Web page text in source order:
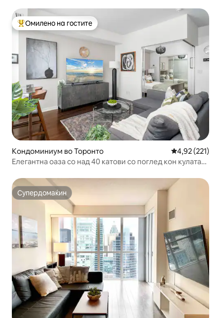
Меѓу најуспешните „Омилени на гостите“
Омилено на гостите
Кондоминиум во Торонто Просечна
4,92 (221)
Елегантна оаза со над 40 катови со поглед кон кулата
Супердомаќин
Супердомаќин